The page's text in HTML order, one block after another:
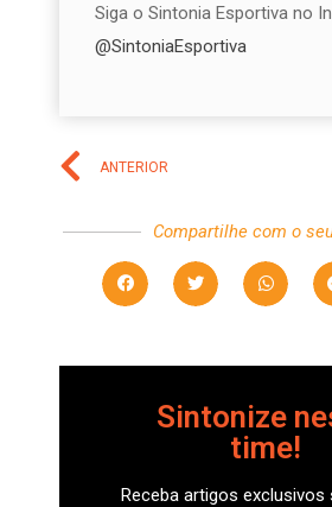
Siga o Sintonia Esportiva no
@SintoniaEsportiva
ANTERIOR
Compartilhe com o
Sintonize
time!
Receba artigos exclusivos